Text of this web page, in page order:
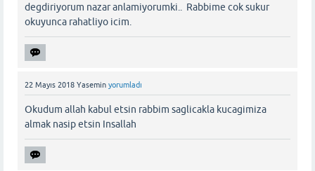
degdiriyorum nazar anlamiyorumki.. Rabbime cok sukur
okuyunca rahatliyo icim.
22 Mayıs 2018 Yasemin yorumladı
Okudum allah kabul etsin rabbim saglicakla kucagimiza
almak nasip etsin Insallah